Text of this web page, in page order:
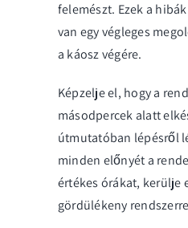
felemészt. Ezek a
van egy végleges
a káosz végére.
Képzelje el, hogy a
másodpercek alatt
útmutatóban lépésről
minden előnyét a
értékes órákat, kerülje
gördülékeny